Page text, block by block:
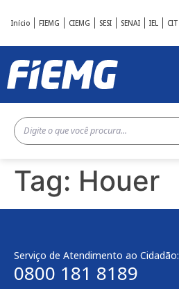
Início FIEMG CIEMG SESI SENAI IEL CIT
Tag: Houer
Serviço de Atendimento ao Cidadão:
0800 181 8189